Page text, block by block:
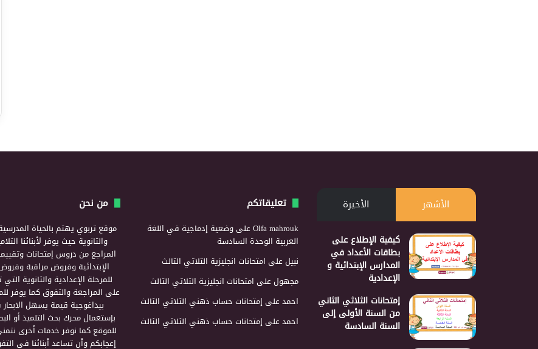
الأشهر الأخيرة
كيفية الإطلاع على
بطاقات الأعداد في
المدارس الإبتدائية و
الإعدادية
إمتحانات الثلاثي الثاني
من السنة الأولى إلى
السنة السادسة
تعليقاتكم
Olfa mahroukعلىوضعية إدماجية في اللغة
العربية الوحدة السادسة
نبيلعلى امتحانات انجليزية الثلاثي الثالث
مجهولعلى امتحانات انجليزية الثلاثي الثالث
احمدعلى إمتحانات حساب ذهني الثلاثي الثالث
احمدعلى إمتحانات حساب ذهني الثلاثي الثالث
من نحن
موقع تربوي يهتم بالحياة
والثانوية حيث يوفر لأبنائنا
المراجع من دروس إمتحانات
الإبتدائية وفروض مراقبة
للمرحلة الإعدادية والثانوية
على المراجعة والتفوق كما يوفر
بيداغوجية قيمة يسهل الابحار
بإستعمال محرك بحث التلميذ أو
للموقع كما نوفر خدمات أخرى
إعجابكم وأن تساعد أبنائنا في